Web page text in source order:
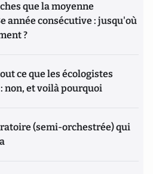
que la moyenne
année consécutive : jusqu'où
?
ce que les écologistes
non, et voilà pourquoi
(semi-orchestrée) qui